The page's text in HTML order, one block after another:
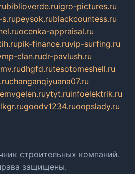
biblioverde.ruigro-pictures.ru
peysok.rublackcountess.ru
ocenka-appraisal.ru
pik-finance.ruvip-surfing.ru
clan.rudr-pavlush.ru
dhgfd.rutesotomeshell.ru
changanqiyuana07.ru
ytyt.ruinfoelektrik.ru
goodv1234.ruoopslady.ru
строительных компаний.
защищены.